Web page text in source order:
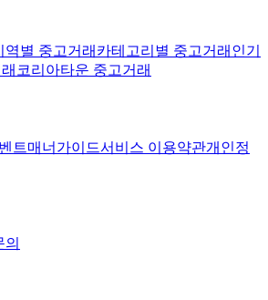
역별 중고거래 카테고리별 중고거래 인기
코리아타운 중고거래
트매너가이드서비스 이용약관개인정
의